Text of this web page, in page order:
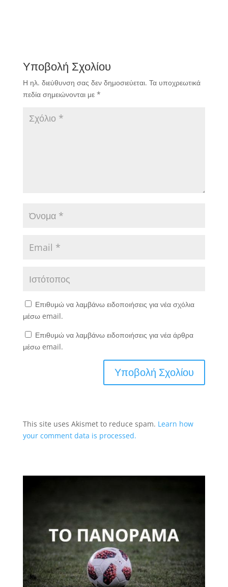
Υποβολή Σχολίου
Η ηλ. διεύθυνση σας δεν δημοσιεύεται. Τα υποχρεωτικά
πεδία σημειώνονται με *
Επιθυμώ να λαμβάνω ειδοποιήσεις για νέα σχόλια
μέσω email.
Επιθυμώ να λαμβάνω ειδοποιήσεις για νέα άρθρα
μέσω email.
This site uses Akismet to reduce spam. Learn how
your comment data is processed.